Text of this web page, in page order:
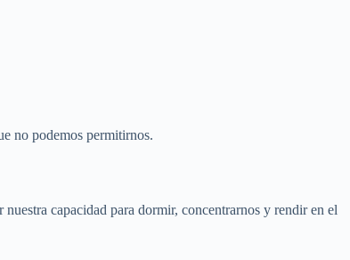
no podemos permitirnos.
capacidad para dormir, concentrarnos y rendir en el